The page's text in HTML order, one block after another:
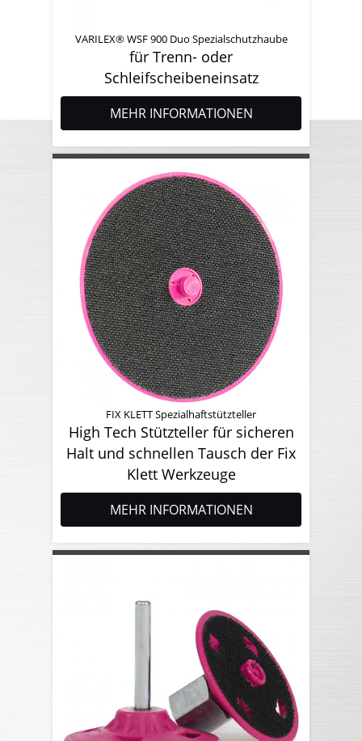
VARILEX® WSF 900 Duo Spezialschutzhaube
für Trenn- oder
Schleifscheibeneinsatz
MEHR INFORMATIONEN
FIX KLETT Spezialhaftstützteller
High Tech Stützteller für sicheren
Halt und schnellen Tausch der Fix
Klett Werkzeuge
MEHR INFORMATIONEN